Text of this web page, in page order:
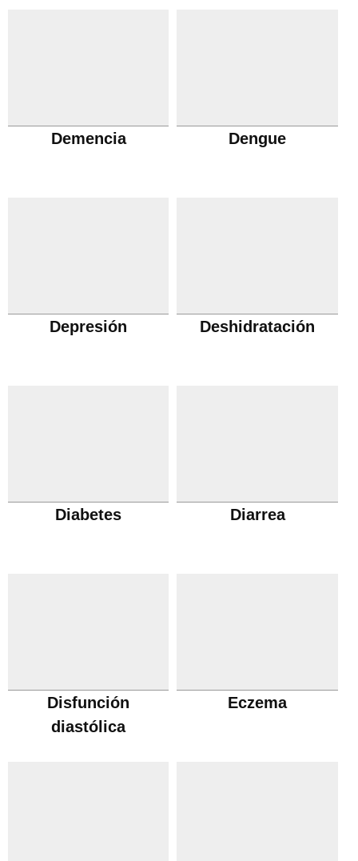
Demencia Dengue
Depresión Deshidratación
Diabetes Diarrea
Disfunción
diastólica
Eczema